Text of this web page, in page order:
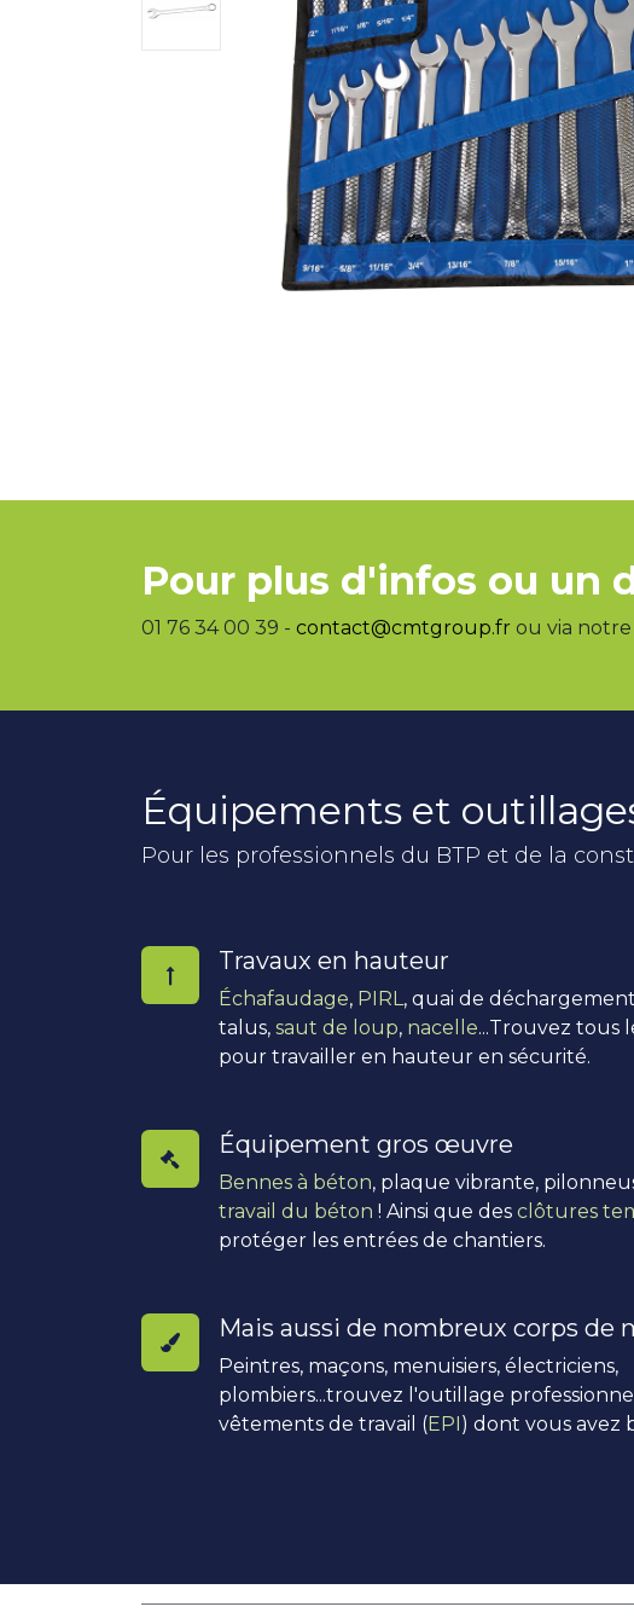
Pour plus d'infos ou un
01 76 34 00 39 - contact@cmtgroup.fr ou via
Équipements et
Pour les professionnels du BTP et de la
Travaux en hauteur
Échafaudage, PIRL, quai de
talus, saut de loup, nacelle...Trouvez tous
pour travailler en hauteur en sécurité.
Équipement gros œuvre
Bennes à béton, plaque vibrante,
travail du béton ! Ainsi que des clôtures
protéger les entrées de chantiers.
Mais aussi de nombreux corps de
Peintres, maçons, menuisiers, électriciens,
plombiers...trouvez l'outillage
vêtements de travail (EPI) dont vous avez